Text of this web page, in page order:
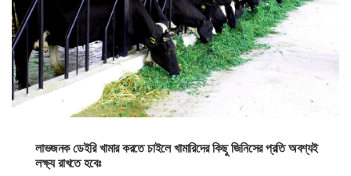
লাভজনক ডেইরি খামার করতে চাইলে খামারিদের কিছু জিনিসের প্রতি অবশ্যই
লক্ষ্য রাখতে হবেঃ